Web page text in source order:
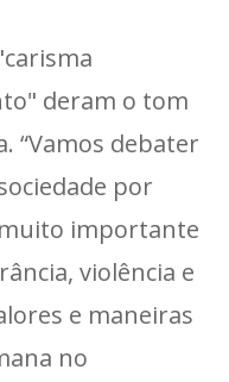
deram o tom
“Vamos debater
por
muito importante
violência e
e maneiras
no